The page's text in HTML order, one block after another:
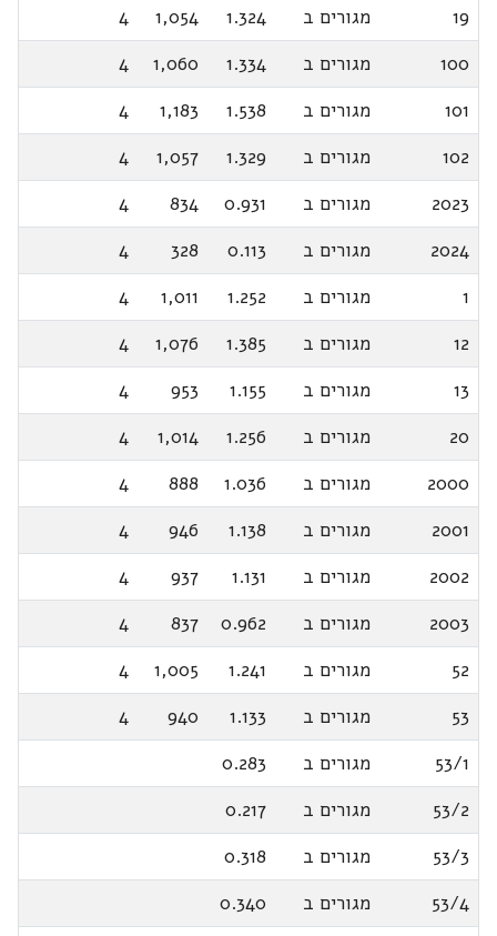
19 מגורים ב 1.324
1,054
4
100
מגורים ב 1.334
1,060
4
101
מגורים ב 1.538
1,183
4
102
מגורים ב 1.329
1,057
4
2023
מגורים ב 0.931
834
4
2024
מגורים ב 0.113
328
4
1
מגורים ב 1.252
1,011
4
12
מגורים ב 1.385
1,076
4
13
מגורים ב 1.155
953
4
20
מגורים ב 1.256
1,014
4
2000
מגורים ב 1.036
888
4
2001
מגורים ב 1.138
946
4
2002
מגורים ב 1.131
937
4
2003
מגורים ב 0.962
837
4
52
מגורים ב 1.241
1,005
4
53
מגורים ב 1.133
940
4
53/1
מגורים ב
0.283
53/2
מגורים ב
0.217
53/3
מגורים ב
0.318
53/4
מגורים ב
0.340